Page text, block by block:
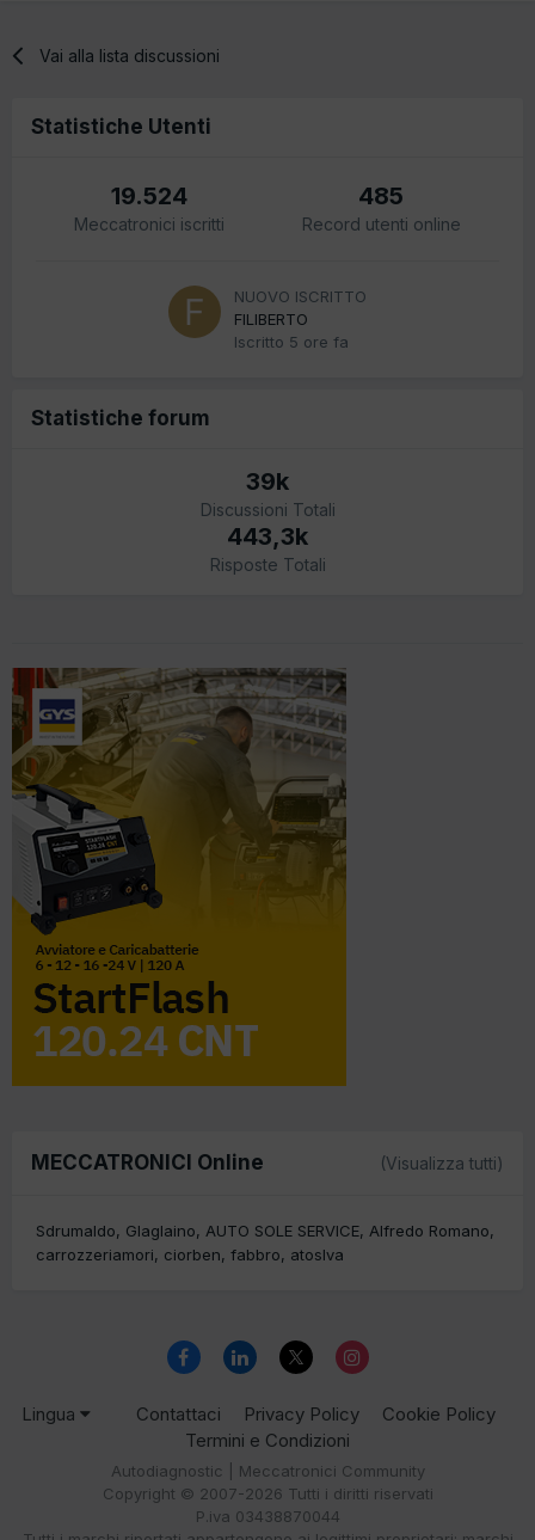
Vai alla lista discussioni
Statistiche Utenti
19.524
Meccatronici iscritti
485
Record utenti online
NUOVO ISCRITTO
FILIBERTO
Iscritto 5 ore fa
Statistiche forum
39k
Discussioni Totali
443,3k
Risposte Totali
MECCATRONICI Online (Visualizza tutti)
Sdrumaldo Glaglaino AUTO SOLE SERVICE Alfredo Romano
carrozzeriamori
ciorben fabbro atoslva
Lingua Contattaci Privacy Policy
Cookie Policy
Termini e Condizioni
Autodiagnostic | Meccatronici Community
Copyright © 2007-2026 Tutti i diritti riservati
P.iva 03438870044